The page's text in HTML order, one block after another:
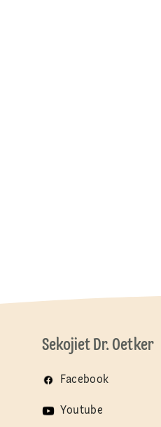
Sekojiet Dr. Oetker
Facebook
Youtube